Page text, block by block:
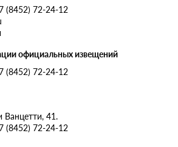
(8452) 72-24-12
официальных извещений
(8452) 72-24-12
Ванцетти, 41.
(8452) 72-24-12